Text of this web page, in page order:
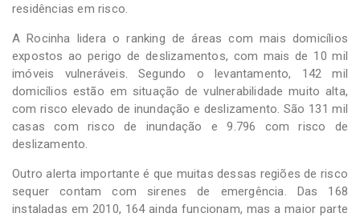
residências em risco.
A Rocinha lidera o ranking de áreas com mais domicílios
expostos ao perigo de deslizamentos, com mais de 10 mil
imóveis vulneráveis. Segundo o levantamento, 142 mil
domicílios estão em situação de vulnerabilidade muito alta,
com risco elevado de inundação e deslizamento. São 131 mil
casas com risco de inundação e 9.796 com risco de
deslizamento.
Outro alerta importante é que muitas dessas regiões de risco
sequer contam com sirenes de emergência. Das 168
instaladas em 2010, 164 ainda funcionam, mas a maior parte